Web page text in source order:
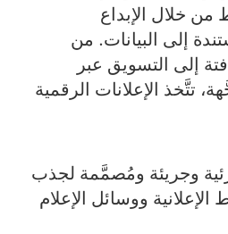
من خلال الإبداع
إلى البيانات. من
إلى التسويق عبر
تتَّخذ الإعلانات الرقمية
وجريئة ومُصمَّمة لجذب
الإعلانية ووسائل الإعلام